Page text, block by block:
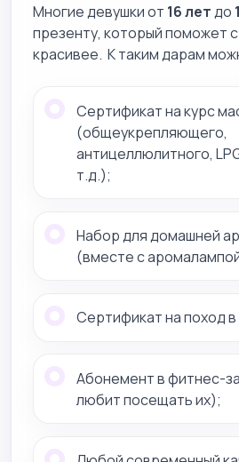
Многие девушки от 16 летдо
презенту, который поможет
красивее. К таким дарам
Сертификат на курс
(общеукрепляющего,
антицеллюлитного,
т.д.);
Набор для домашней
(вместе с
Сертификат на поход
Абонемент в фитнес-
любит посещать их);